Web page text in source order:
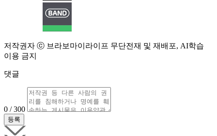
저작권자 ⓒ 브라보마이라이프 무단전재 및 재배포, AI학습
이용 금지
댓글
0 / 300